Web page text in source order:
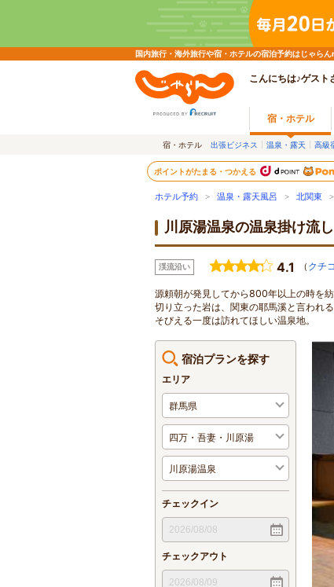
国内旅行・海外旅行や宿・ホテルの宿泊予約はじゃら
こんにちは♪ゲスト
宿・ホテル
宿・ホテル 出張ビジネス 温泉・露天 高級
ポイントがたまる・つかえる
ホテル予約 > 温泉・露天風呂 > 北関東
川原湯温泉の温泉掛け流し
渓流沿い 4.1 （ クチ
源頼朝が発見してから800年以上の時を
切り立った岩は、関東の耶馬溪と言われ
そびえる一度は訪れてほしい温泉地。
宿泊プランを探す
エリア
チェックイン
チェックアウト